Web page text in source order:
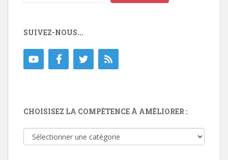
SUIVEZ-NOUS...
CHOISISEZ LA COMPÉTENCE À AMÉLIORER :
Choisisez
la